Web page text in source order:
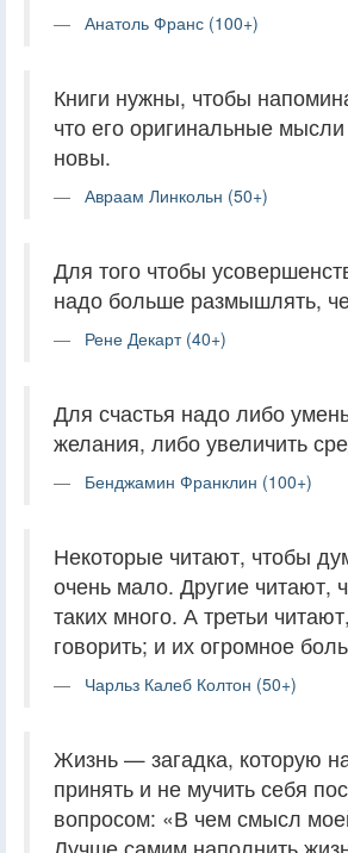
Анатоль Франс (100+)
Книги нужны, чтобы
что его оригинальные
новы.
Авраам Линкольн (50+)
Для того чтобы
надо больше размышлять,
Рене Декарт (40+)
Для счастья надо либо
желания, либо увеличить
Бенджамин Франклин (100+)
Некоторые читают, чтобы
очень мало. Другие читают,
таких много. А третьи
говорить; и их огромное
Чарльз Калеб Колтон (50+)
Жизнь — загадка, которую
принять и не мучить себя
вопросом: «В чем смысл